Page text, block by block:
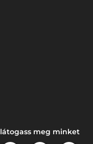
látogass meg minket